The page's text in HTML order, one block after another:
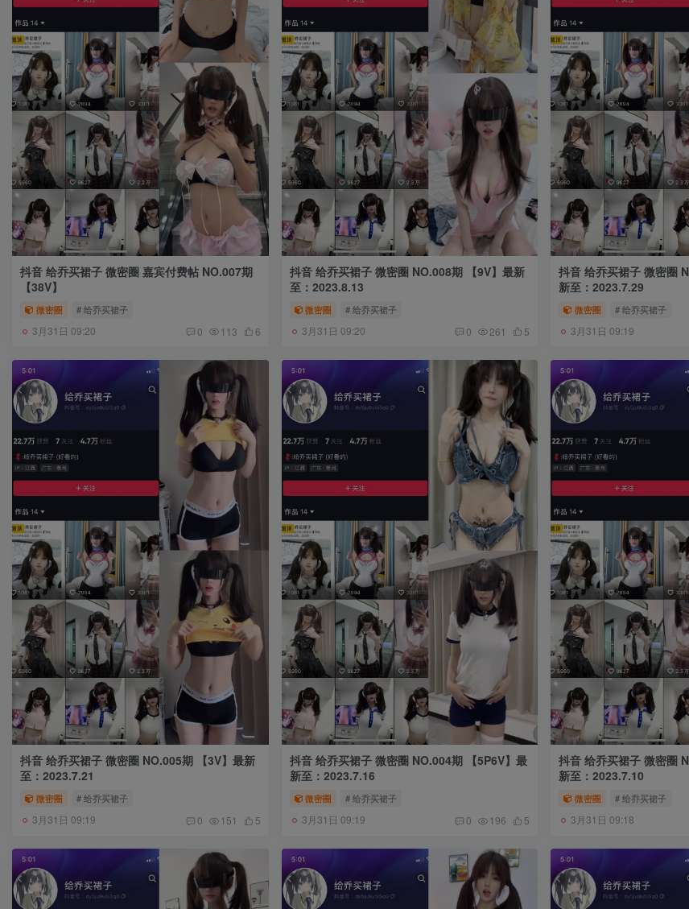
抖音 给乔买裙子 微密圈 嘉宾付费帖 NO.007期
【38V】
微密圈 # 给乔买裙子
3月31日 09:20 0 113 6
抖音 给乔买裙子 微密圈 NO.008期 【9V】最新
至：2023.8.13
微密圈 # 给乔买裙子
3月31日 09:20 0 261 5
抖音 给乔买裙子 微密圈 NO.006期 【3P6V】最
新至：2023.7.29
微密圈 # 给乔买裙子
3月31日 09:19
抖音 给乔买裙子 微密圈 NO.005期 【3V】最新
至：2023.7.21
微密圈 # 给乔买裙子
3月31日 09:19 0 151 5
抖音 给乔买裙子 微密圈 NO.004期 【5P6V】最
新至：2023.7.16
微密圈 # 给乔买裙子
3月31日 09:19 0 196 5
抖音 给乔买裙子 微密圈 NO.003期 【26P】最
新至：2023.7.10
微密圈 # 给乔买裙子
3月31日 09:18